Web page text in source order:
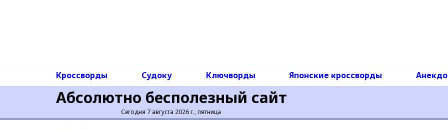
Абсолютно бесполезный сайт
Сегодня 7 августа 2026 г., пятница
Кроссворды Судоку Ключворды Японские кроссворды